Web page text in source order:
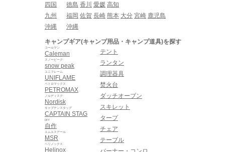
四国
徳島 香川 愛媛 高知
九州
福岡 佐賀 長崎 熊本 大分 宮崎 鹿児島
沖縄
沖縄
キャンプギア(キャンプ用品・キャンプ道具)を探す
Caleman
コールマン
snow peak
スノーピーク
UNIFLAME
ユニフレーム
PETROMAX
ペトロマックス
Nordisk
ノルディスク
CAPTAIN STAG
キャプテンスタッグ
自作
DIY
MSR
エムエスアール
Helinox
ヘリノックス
テント
ランタン
調理器具
焚火台
ダッチオーブン
スキレット
タープ
チェア
テーブル